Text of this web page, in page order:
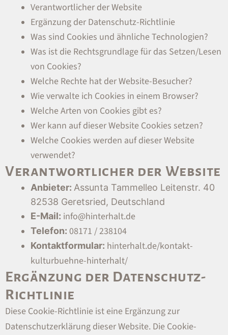
Verantwortlicher der Website
Ergänzung der Datenschutz-Richtlinie
Was sind Cookies und ähnliche Technologien?
Was ist die Rechtsgrundlage für das Setzen/Lesen
von Cookies?
Welche Rechte hat der Website-Besucher?
Wie verwalte ich Cookies in einem Browser?
Welche Arten von Cookies gibt es?
Wer kann auf dieser Website Cookies setzen?
Welche Cookies werden auf dieser Website
verwendet?
Verantwortlicher der Website
Anbieter: Assunta Tammelleo Leitenstr. 40
82538 Geretsried, Deutschland
E-Mail: info@hinterhalt.de
Telefon: 08171 / 238104
Kontaktformular: hinterhalt.de/kontakt-
kulturbuehne-hinterhalt/
Ergänzung der Datenschutz-
Richtlinie
Diese Cookie-Richtlinie ist eine Ergänzung zur
Datenschutzerklärung dieser Website. Die Cookie-